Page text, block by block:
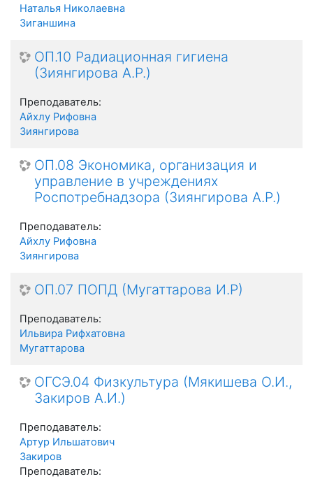
Наталья Николаевна
Зиганшина
ОП.10 Радиационная гигиена
(Зиянгирова А.Р.)
Преподаватель:
Айхлу Рифовна
Зиянгирова
ОП.08 Экономика, организация и
управление в учреждениях
Роспотребнадзора (Зиянгирова А.Р.)
Преподаватель:
Айхлу Рифовна
Зиянгирова
ОП.07 ПОПД (Мугаттарова И.Р)
Преподаватель:
Ильвира Рифхатовна
Мугаттарова
ОГСЭ.04 Физкультура (Мякишева О.И.,
Закиров А.И.)
Преподаватель:
Артур Ильшатович
Закиров
Преподаватель: